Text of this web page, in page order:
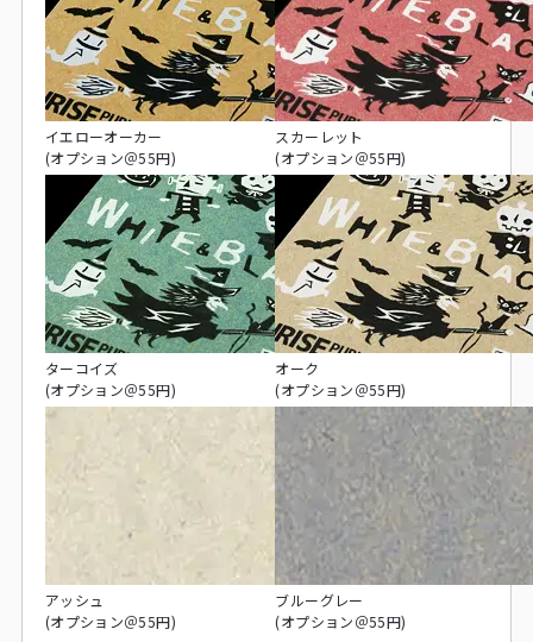
イエローオーカー
(オプション＠55円)
スカーレット
(オプション＠55円)
ターコイズ
(オプション＠55円)
オーク
(オプション＠55円)
アッシュ
(オプション＠55円)
ブルーグレー
(オプション＠55円)